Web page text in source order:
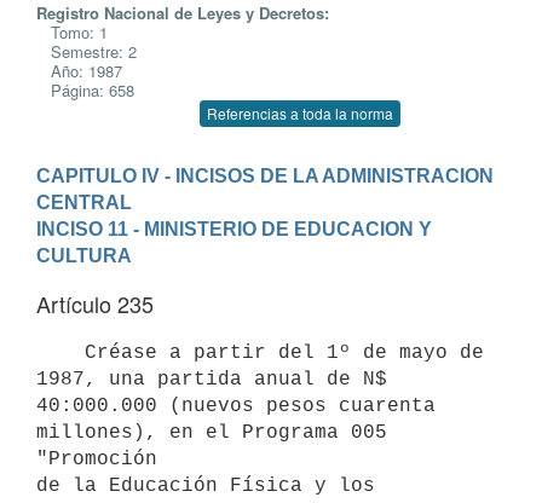
Registro Nacional de Leyes y Decretos:
Tomo: 1
Semestre: 2
Año: 1987
Página: 658
Referencias a toda la norma
CAPITULO IV - INCISOS DE LA ADMINISTRACION
CENTRAL
INCISO 11 - MINISTERIO DE EDUCACION Y
CULTURA
Artículo 235
1987, una partida anual de N$
40:000.000 (nuevos pesos cuarenta
millones), en el Programa 005
"Promoción
de la Educación Física y los